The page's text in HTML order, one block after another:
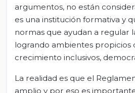
argumentos, no están
es una institución formativa y
normas que ayudan a regular
logrando ambientes propicios
crecimiento inclusivos,
La realidad es que el
amplio y por eso es